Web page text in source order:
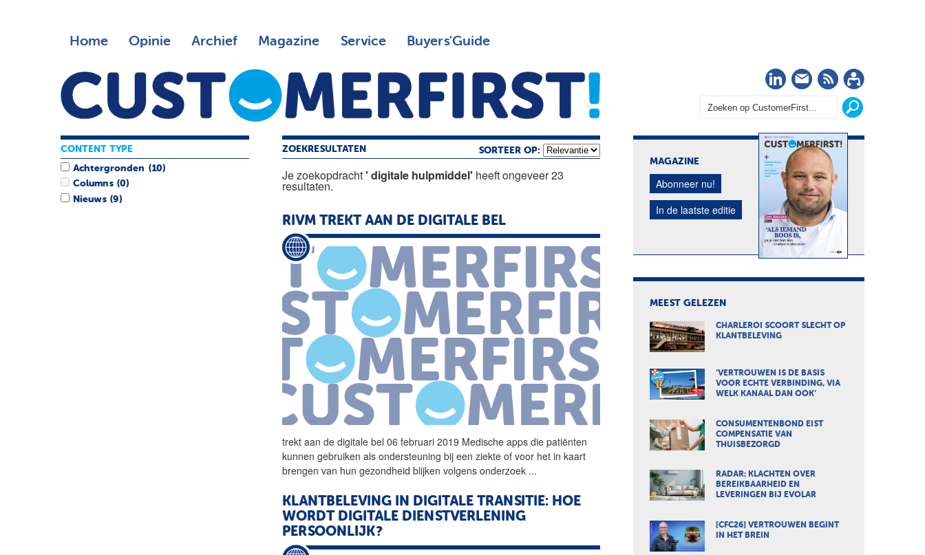
Home Opinie Archief Magazine Service Buyers'Guide
LinkedIn
Nieuwsbrief
RSS
ZOEKRESULTATEN SORTEER OP:
Je zoekopdracht' digitale hulpmiddel' heeft ongeveer 23
resultaten.
RIVM TREKT AAN DE DIGITALE BEL
trekt aan dedigitale bel 06 februari 2019 Medische apps die patiënten
kunnen gebruiken als ondersteuning bij een ziekte of voor het in kaart
brengen van hun gezondheid blijken volgens onderzoek ...
KLANTBELEVING IN DIGITALE TRANSITIE: HOE
WORDT DIGITALE DIENSTVERLENING
PERSOONLIJK?
CONTENT TYPE
Achtergronden (10)
Columns (0)
Nieuws (9)
MAGAZINE
Abonneer nu!
In de laatste editie
MEEST GELEZEN
CHARLEROI SCOORT SLECHT OP
KLANTBELEVING
‘VERTROUWEN IS DE BASIS
VOOR ECHTE VERBINDING, VIA
WELK KANAAL DAN OOK’
CONSUMENTENBOND EIST
COMPENSATIE VAN
THUISBEZORGD
RADAR: KLACHTEN OVER
BEREIKBAARHEID EN
LEVERINGEN BIJ EVOLAR
[CFC26] VERTROUWEN BEGINT
IN HET BREIN